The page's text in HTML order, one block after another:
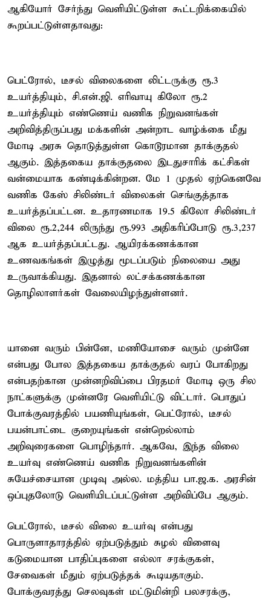
ஆகியோர் சேர்ந்து வெளியிட்டுள்ள கூட்டறிக்கையில்
கூறப்பட்டுள்ளதாவது:
பெட்ரோல், டீசல் விலைகளை லிட்டருக்கு ரூ.3
உயர்த்தியும், சி.என்.ஜி. எரிவாயு கிலோ ரூ.2
உயர்த்தியும் எண்ணெய் வணிக நிறுவனங்கள்
அறிவித்திருப்பது மக்களின் அன்றாட வாழ்க்கை மீது
மோடி அரசு தொடுத்துள்ள கொடூரமான தாக்குதல்
ஆகும். இத்தகைய தாக்குதலை இடதுசாரிக் கட்சிகள்
வன்மையாக கண்டிக்கின்றன. மே 1 முதல் ஏற்கெனவே
வணிக கேஸ் சிலிண்டர் விலைகள் செங்குத்தாக
உயர்த்தப்பட்டன. உதாரணமாக 19.5 கிலோ சிலிண்டர்
விலை ரூ.2,244 லிருந்து ரூ.993 அதிகரிப்போடு ரூ.3,237
ஆக உயர்த்தப்பட்டது. ஆயிரக்கணக்கான
உணவகங்கள் இழுத்து மூடப்படும் நிலையை அது
உருவாக்கியது. இதனால் லட்சக்கணக்கான
தொழிலாளர்கள் வேலையிழந்துள்ளனர்.
யானை வரும் பின்னே, மணியோசை வரும் முன்னே
என்பது போல இத்தகைய தாக்குதல் வரப் போகிறது
என்பதற்கான முன்னறிவிப்பை பிரதமர் மோடி ஒரு சில
நாட்களுக்கு முன்னரே வெளியிட்டு விட்டார். பொதுப்
போக்குவரத்தில் பயணியுங்கள், பெட்ரோல், டீசல்
பயன்பாட்டை குறையுங்கள் என்றெல்லாம்
அறிவுரைகளை பொழிந்தார். ஆகவே, இந்த விலை
உயர்வு எண்ணெய் வணிக நிறுவனங்களின்
சுயேச்சையான முடிவு அல்ல. மத்திய பா.ஜ.க. அரசின்
ஒப்புதலோடு வெளியிடப்பட்டுள்ள அறிவிப்பே ஆகும்.
பெட்ரோல், டீசல் விலை உயர்வு என்பது
பொருளாதாரத்தில் ஏற்படுத்தும் சுழல் விளைவு
கடுமையான பாதிப்புகளை எல்லா சரக்குகள்,
சேவைகள் மீதும் ஏற்படுத்தக் கூடியதாகும்.
போக்குவரத்து செலவுகள் மட்டுமின்றி பலசரக்கு,